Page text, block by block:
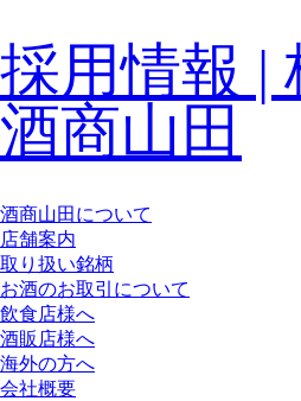
採用情報 |
酒商山田
酒商山田について
店舗案内
取り扱い銘柄
お酒のお取引について
飲食店様へ
酒販店様へ
海外の方へ
会社概要